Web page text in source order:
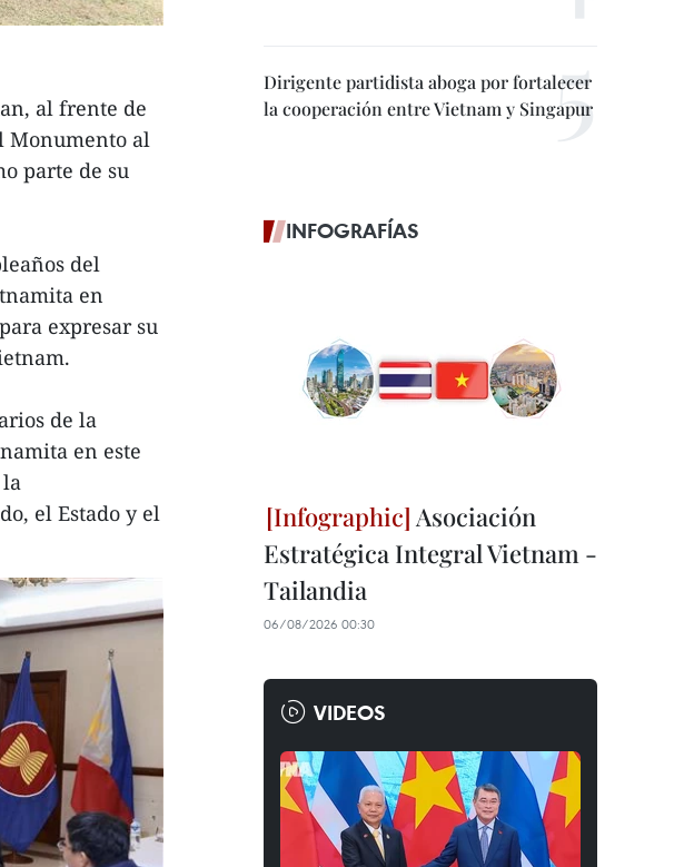
al frente de
Monumento al
parte de su
del
en
expresar su
de la
en este
el Estado y el
Dirigente partidista aboga por fortalecer
la cooperación entre Vietnam y Singapur
INFOGRAFÍAS
Asociación
Estratégica Integral Vietnam -
Tailandia
06/08/2026 00:30
VIDEOS